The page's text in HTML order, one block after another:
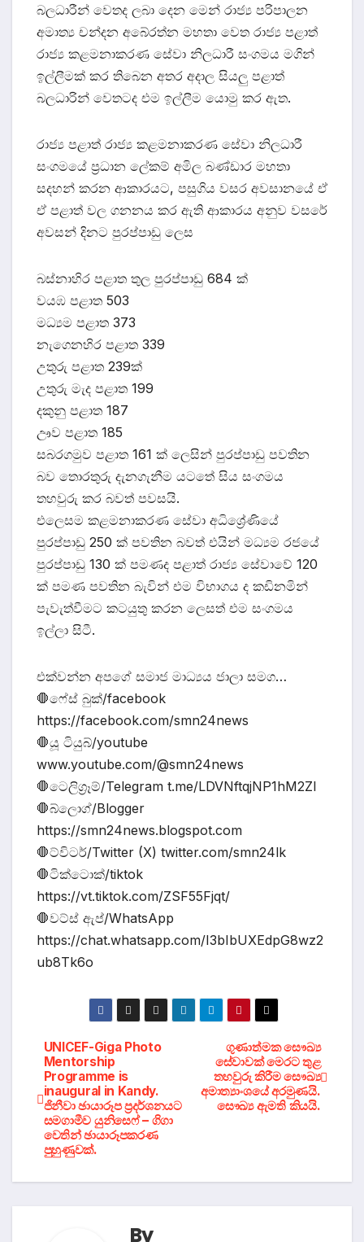
බලධාරීන් වෙතද ලබා දෙන මෙන් රාජ්‍ය පරිපාලන
අමාත්‍ය චන්දන අබේරත්න මහතා වෙත රාජ්‍ය පළාත්
රාජ්‍ය කළමනාකරණ සේවා නිලධාරී සංගමය මගින්
ඉල්ලීමක් කර තිබෙන අතර අදාල සියලු පළාත්
බලධාරින් වෙතටද එම ඉල්ලීම යොමු කර ඇත.
රාජ්‍ය පළාත් රාජ්‍ය කළමනාකරණ සේවා නිලධාරී
සංගමයේ ප්‍රධාන ලේකම් අමිල බණ්ඩාර මහතා
සදහන් කරන ආකාරයට, පසුගිය වසර අවසානයේ ඒ
ඒ පළාත් වල ගනනය කර ඇති ආකාරය අනුව වසරේ
අවසන් දිනට පුරප්පාඩු ලෙස
බස්නාහිර පළාත තුල පුරප්පාඩු 684 ක්
වයඹ පළාත 503
මධ්‍යම පළාත 373
නැගෙනහිර පළාත 339
උතුරු පළාත 239ක්
උතුරු මැද පළාත 199
දකුනු පළාත 187
ඌව පළාත 185
සබරගමුව පළාත 161 ක් ලෙසින් පුරප්පාඩු පවතින
බව තොරතුරු දැනගැනීම යටතේ සිය සංගමය
තහවුරු කර බවත් පවසයි.
එලෙසම කළමනාකරණ සේවා අධිශ්‍රේණියේ
පුරප්පාඩු 250 ක් පවතින බවත් එයින් මධ්‍යම රජයේ
පුරප්පාඩු 130 ක් පමණද පළාත් රාජ්‍ය සේවාවේ 120
ක් පමණ පවතින බැවින් එම විභාගය ද කඩිනමින්
පැවැත්වීමට කටයුතු කරන ලෙසත් එම සංගමය
ඉල්ලා සිටී.
එක්වන්න අපගේ සමාජ මාධ්‍යය ජාලා සමග…
🛑ෆේස් බුක්/facebook
https://facebook.com/smn24news
🛑යූ ටියුබ්/youtube
www.youtube.com/@smn24news
🛑ටෙලිග්‍රෑම්/Telegram t.me/LDVNftqjNP1hM2Zl
🛑බ්ලොග්/Blogger
https://smn24news.blogspot.com
🛑ට්විටර්/Twitter (X) twitter.com/smn24lk
🛑ටික්ටොක්/tiktok
https://vt.tiktok.com/ZSF55Fjqt/
🛑වට්ස් ඇප්/WhatsApp
https://chat.whatsapp.com/I3bIbUXEdpG8wz2
ub8Tk6o
Post
navigation
ගුණාත්මක සෞඛ්‍ය
සේවාවක් මෙරට තුළ
තහවුරු කිරීම සෞඛ්‍ය
අමාත්‍යාංශයේ අරමුණයි.
සෞඛ්‍ය ඇමති කියයි.
UNICEF-Giga Photo
Mentorship
Programme is
inaugural in Kandy.
ජිනීවා ඡායාරූප ප්‍රදර්ශනයට
සමගාමීව යුනිසෙෆ් – ගිගා
වෙතින් ඡායාරූපකරණ
පුහුණුවක්.
By